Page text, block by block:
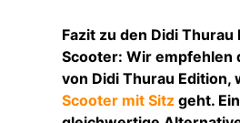
Fazit zu den Didi Thurau
Scooter: Wir empfehlen
von Didi Thurau Edition,
Scooter mit Sitz geht.